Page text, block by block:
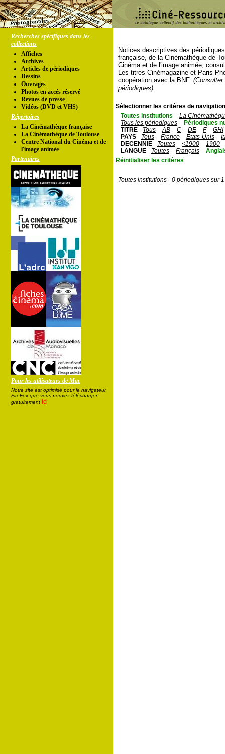
Recherches spécifiques dans les
collections
Affiches
Archives
Articles de périodiques
Dessins
Ouvrages
Photos en accés réservé
Revues de presse
Vidéos (DVD et VHS)
Répertoires
La Cinémathèque française
La Cinémathèque de Toulouse
Centre National du Cinéma et de
l'image animée
Partenaires
Pour les utilisateurs de Mac
Notre site est optimisé pour le navigateur
FireFox que vous pouvez télécharger
gratuitement ici
Notices descriptives des
française, de la Cinémathèque de
Cinéma et de l'image animée,
Les titres Cinémagazine et Paris-
coopération avec la BNF.
périodiques)
Sélectionner les critères de
Toutes institutions
La
Tous les périodiques
Périodiques
TITRE
Tous AB C DE F
GHI
PAYS
Tous France Etats-Unis
DECENNIE
Toutes <1900
1900
LANGUE
Toutes Français
Réinitialiser les critères
Toutes institutions - 0 périodiques sur